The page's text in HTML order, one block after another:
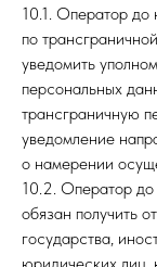
10.1. Оператор до
по
уведомить
персональных
трансграничную
уведомление
о намерении
10.2. Оператор до
обязан получить
государства,